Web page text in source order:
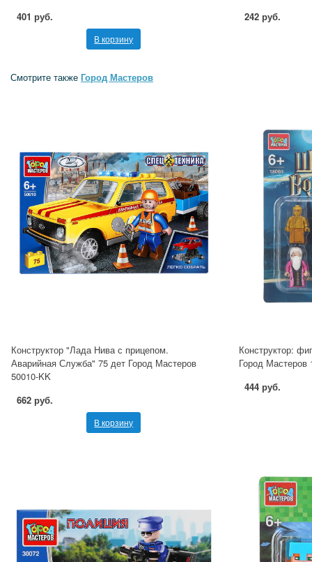
401 руб.
В корзину
242 руб.
Смотрите также Город Мастеров
Конструктор "Лада Нива с прицепом.
Аварийная Служба" 75 дет Город Мастеров
50010-KK
662 руб.
В корзину
Конструктор:
Город Мастеров
444 руб.